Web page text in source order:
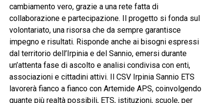
cambiamento vero, grazie a una rete fatta di
collaborazione e partecipazione. Il progetto si fonda sul
volontariato, una risorsa che da sempre garantisce
impegno e risultati. Risponde anche ai bisogni espressi
dal territorio dell’Irpinia e del Sannio, emersi durante
un’attenta fase di ascolto e analisi condivisa con enti,
associazioni e cittadini attivi. Il CSV Irpinia Sannio ETS
lavorerà fianco a fianco con Artemide APS, coinvolgendo
quante più realtà possibili, ETS, istituzioni, scuole, per